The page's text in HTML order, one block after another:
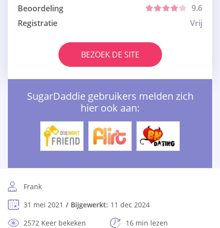
Beoordeling
9.6
Registratie
Vrij
BEZOEK DE SITE
SugarDaddie gebruikers melden zich
hier ook aan:
Frank
31 mei 2021
Bijgewerkt: 11 dec 2024
2572 Keer bekeken
16 min lezen